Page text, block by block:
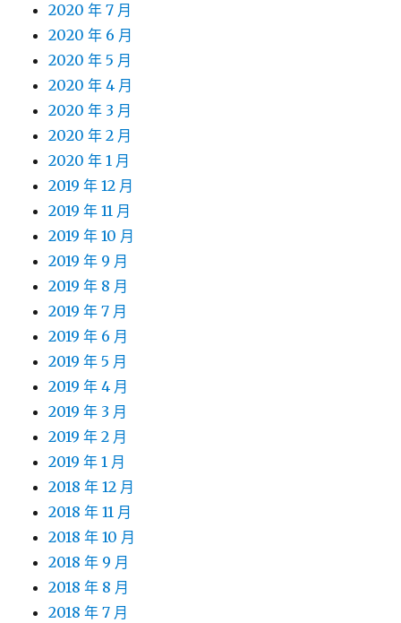
2020 年 7 月
2020 年 6 月
2020 年 5 月
2020 年 4 月
2020 年 3 月
2020 年 2 月
2020 年 1 月
2019 年 12 月
2019 年 11 月
2019 年 10 月
2019 年 9 月
2019 年 8 月
2019 年 7 月
2019 年 6 月
2019 年 5 月
2019 年 4 月
2019 年 3 月
2019 年 2 月
2019 年 1 月
2018 年 12 月
2018 年 11 月
2018 年 10 月
2018 年 9 月
2018 年 8 月
2018 年 7 月